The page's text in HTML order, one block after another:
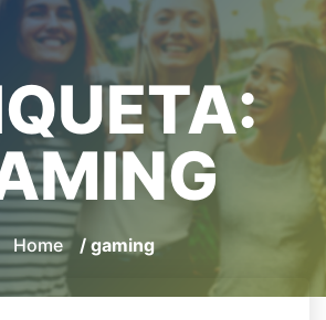
Home / gaming